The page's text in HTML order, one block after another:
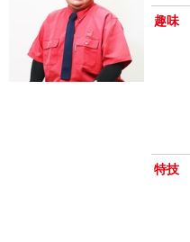
趣味
特技